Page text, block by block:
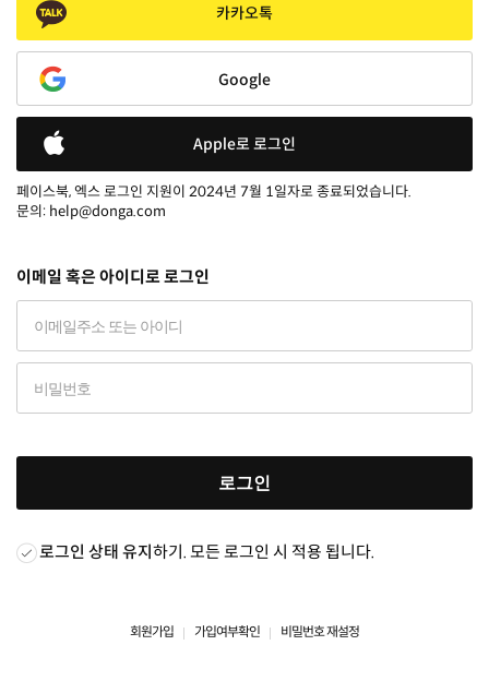
카카오톡
Google
Apple로 로그인
페이스북, 엑스 로그인 지원이 2024년 7월 1일자로 종료되었습니다.
문의: help@donga.com
이메일 혹은 아이디로 로그인
로그인
로그인 상태 유지하기. 모든 로그인 시 적용 됩니다.
회원가입 가입여부확인 비밀번호 재설정